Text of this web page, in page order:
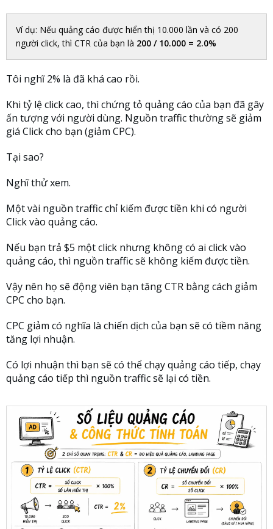
Ví dụ: Nếu quảng cáo được hiển thị 10.000 lần và có 200
người click, thì CTR của bạn là 200 / 10.000 = 2.0%
Tôi nghĩ 2% là đã khá cao rồi.
Khi tỷ lệ click cao, thì chứng tỏ quảng cáo của bạn đã gây
ấn tượng với người dùng. Nguồn traffic thường sẽ giảm
giá Click cho bạn (giảm CPC).
Tại sao?
Nghĩ thử xem.
Một vài nguồn traffic chỉ kiếm được tiền khi có người
Click vào quảng cáo.
Nếu bạn trả $5 một click nhưng không có ai click vào
quảng cáo, thì nguồn traffic sẽ không kiếm được tiền.
Vậy nên họ sẽ động viên bạn tăng CTR bằng cách giảm
CPC cho bạn.
CPC giảm có nghĩa là chiến dịch của bạn sẽ có tiềm năng
tăng lợi nhuận.
Có lợi nhuận thì bạn sẽ có thể chạy quảng cáo tiếp, chạy
quảng cáo tiếp thì nguồn traffic sẽ lại có tiền.